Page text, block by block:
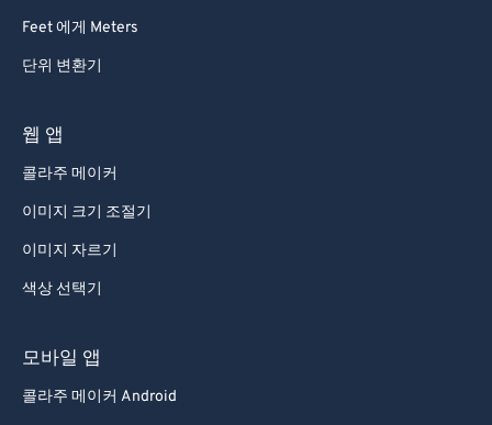
Feet 에게 Meters
단위 변환기
웹 앱
콜라주 메이커
이미지 크기 조절기
이미지 자르기
색상 선택기
모바일 앱
콜라주 메이커 Android